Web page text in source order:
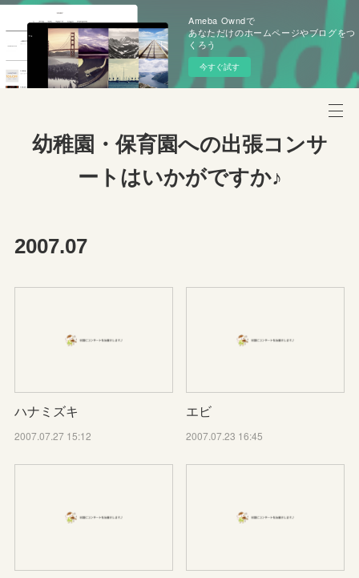
Ameba Owndで
あなただけのホームページやブログをつ
くろう
今すぐ試す
幼稚園・保育園への出張コンサ
ートはいかがですか♪
2007.07
ハナミズキ
2007.07.27 15:12
エビ
2007.07.23 16:45